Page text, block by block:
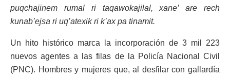
puqchajinem rumal ri taqawokajilal, xane’ are rech
kunab’ejsa ri uq’atexik ri k’ax pa tinamit.
Un hito histórico marca la incorporación de 3 mil 223
nuevos agentes a las filas de la Policía Nacional Civil
(PNC). Hombres y mujeres que, al desfilar con gallardía